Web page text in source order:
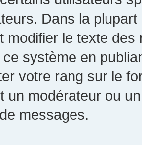
Dans la
modifier le texte
système en
votre rang sur le
un modérateur ou
messages.